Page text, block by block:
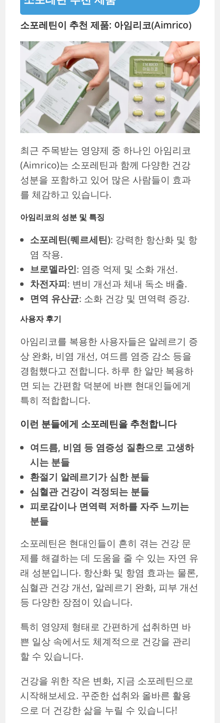
소포레틴이 추천 제품: 아임리코(Aimrico)
최근 주목받는 영양제 중 하나인 아임리코
(Aimrico)는 소포레틴과 함께 다양한 건강
성분을 포함하고 있어 많은 사람들이 효과
를 체감하고 있습니다.
아임리코의 성분 및 특징
소포레틴(퀘르세틴): 강력한 항산화 및 항
염 작용.
브로멜라인: 염증 억제 및 소화 개선.
차전자피: 변비 개선과 체내 독소 배출.
면역 유산균: 소화 건강 및 면역력 증강.
사용자 후기
아임리코를 복용한 사용자들은 알레르기 증
상 완화, 비염 개선, 여드름 염증 감소 등을
경험했다고 전합니다. 하루 한 알만 복용하
면 되는 간편함 덕분에 바쁜 현대인들에게
특히 적합합니다.
이런 분들에게 소포레틴을 추천합니다
여드름, 비염 등 염증성 질환으로 고생하
시는 분들
환절기 알레르기가 심한 분들
심혈관 건강이 걱정되는 분들
피로감이나 면역력 저하를 자주 느끼는
분들
소포레틴은 현대인들이 흔히 겪는 건강 문
제를 해결하는 데 도움을 줄 수 있는 자연 유
래 성분입니다. 항산화 및 항염 효과는 물론,
심혈관 건강 개선, 알레르기 완화, 피부 개선
등 다양한 장점이 있습니다.
특히 영양제 형태로 간편하게 섭취하면 바
쁜 일상 속에서도 체계적으로 건강을 관리
할 수 있습니다.
건강을 위한 작은 변화, 지금 소포레틴으로
시작해보세요. 꾸준한 섭취와 올바른 활용
으로 더 건강한 삶을 누릴 수 있습니다!